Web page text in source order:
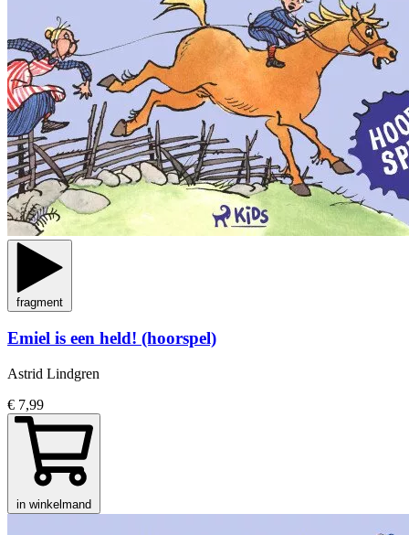
fragment
Emiel is een held! (hoorspel)
Astrid Lindgren
€ 7,99
in winkelmand